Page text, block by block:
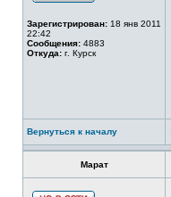
Зарегистрирован: 18 янв 2011
22:42
Сообщения: 4883
Откуда: г. Курск
Вернуться к началу
Марат